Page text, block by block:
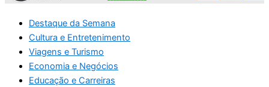
Destaque da Semana
Cultura e Entretenimento
Viagens e Turismo
Economia e Negócios
Educação e Carreiras